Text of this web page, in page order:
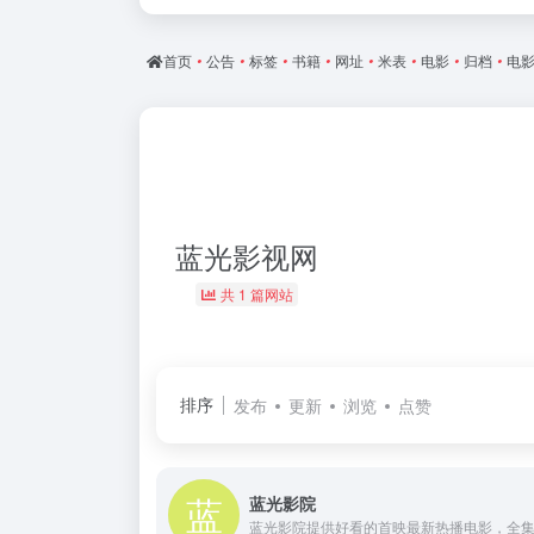
首页 • 公告 • 标签 • 书籍 • 网址 • 米表 • 电影 • 归档 • 电影
蓝光影视网
共 1 篇网站
排序 发布 更新 浏览 点赞
蓝光影院